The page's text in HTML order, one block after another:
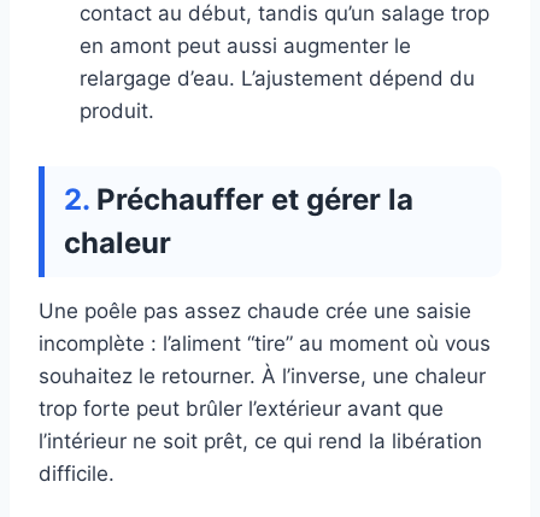
contact au début, tandis qu’un salage trop
en amont peut aussi augmenter le
relargage d’eau. L’ajustement dépend du
produit.
Préchauffer et gérer la
chaleur
Une poêle pas assez chaude crée une saisie
incomplète : l’aliment “tire” au moment où vous
souhaitez le retourner. À l’inverse, une chaleur
trop forte peut brûler l’extérieur avant que
l’intérieur ne soit prêt, ce qui rend la libération
difficile.